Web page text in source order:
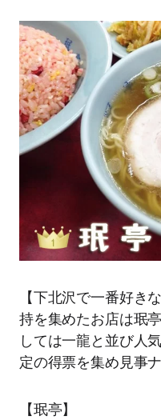
【下北沢で一番好き
持を集めたお店は珉
しては一龍と並び人
定の得票を集め見事
【珉亭】